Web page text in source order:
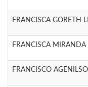
FRANCISCA GORETH
FRANCISCA MIRANDA
FRANCISCO